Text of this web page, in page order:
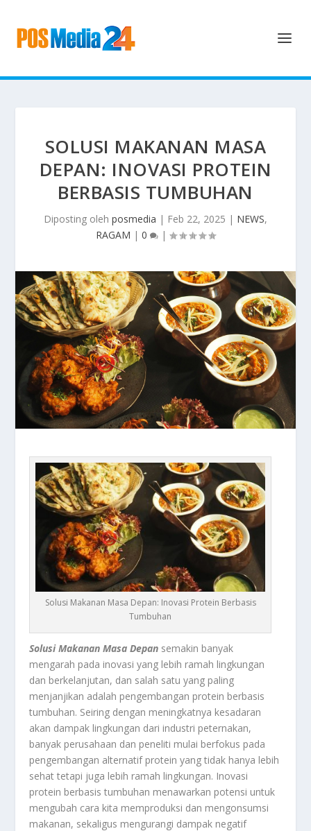
SOLUSI MAKANAN MASA
DEPAN: INOVASI PROTEIN
BERBASIS TUMBUHAN
Diposting oleh posmedia | Feb 22, 2025 | NEWS,
RAGAM | 0 |
Solusi Makanan Masa Depan: Inovasi Protein Berbasis
Tumbuhan
Solusi Makanan Masa Depan semakin banyak
mengarah pada inovasi yang lebih ramah lingkungan
dan berkelanjutan, dan salah satu yang paling
menjanjikan adalah pengembangan protein berbasis
tumbuhan. Seiring dengan meningkatnya kesadaran
akan dampak lingkungan dari industri peternakan,
banyak perusahaan dan peneliti mulai berfokus pada
pengembangan alternatif protein yang tidak hanya lebih
sehat tetapi juga lebih ramah lingkungan. Inovasi
protein berbasis tumbuhan menawarkan potensi untuk
mengubah cara kita memproduksi dan mengonsumsi
makanan, sekaligus mengurangi dampak negatif